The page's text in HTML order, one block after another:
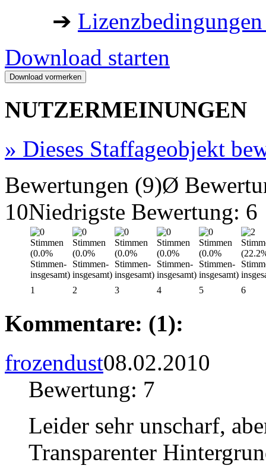
➔
Download starten
NUTZERMEINUNGEN
» Dieses Staffageobjekt
Bewertungen (9)Ø
10Niedrigste Bewertung: 6
1 2 3 4 5 6
Kommentare: (1):
frozendust08.02.2010
Bewertung: 7
Leider sehr unscharf,
Transparenter